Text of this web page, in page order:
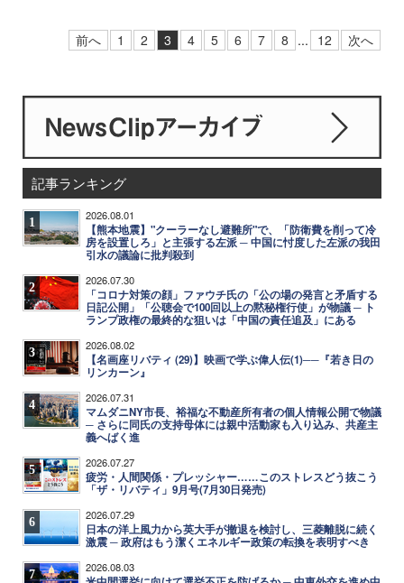
前へ 1 2 3 4 5 6 7 8 ... 12 次へ
記事ランキング
1 2026.08.01
【熊本地震】"クーラーなし避難所"で、「防衛費を削って冷
房を設置しろ」と主張する左派 ─ 中国に忖度した左派の我田
引水の議論に批判殺到
2 2026.07.30
「コロナ対策の顔」ファウチ氏の「公の場の発言と矛盾する
日記公開」「公聴会で100回以上の黙秘権行使」が物議 ─ ト
ランプ政権の最終的な狙いは「中国の責任追及」にある
3 2026.08.02
【名画座リバティ (29)】映画で学ぶ偉人伝(1)──『若き日の
リンカーン』
4 2026.07.31
マムダニNY市長、裕福な不動産所有者の個人情報公開で物議
─ さらに同氏の支持母体には親中活動家も入り込み、共産主
義へばく進
5 2026.07.27
疲労・人間関係・プレッシャー……このストレスどう抜こう
「ザ・リバティ」9月号(7月30日発売)
6 2026.07.29
日本の洋上風力から英大手が撤退を検討し、三菱離脱に続く
激震 ─ 政府はもう潔くエネルギー政策の転換を表明すべき
7 2026.08.03